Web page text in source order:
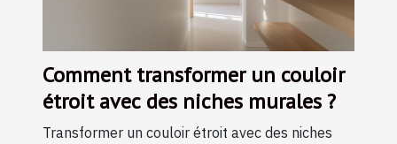
Comment transformer un couloir
étroit avec des niches murales ?
Transformer un couloir étroit avec des niches